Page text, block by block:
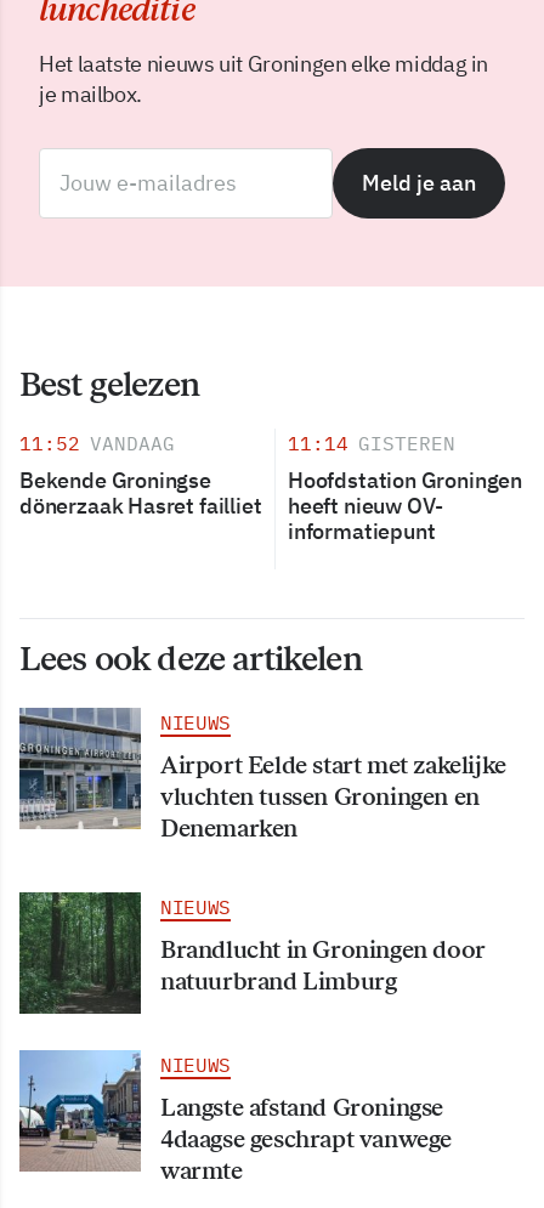
luncheditie
Het laatste nieuws uit Groningen elke middag in
je mailbox.
Meld je aan
Best gelezen
11:52 VANDAAG
Bekende Groningse
dönerzaak Hasret failliet
11:14 GISTEREN
Hoofdstation Groningen
heeft nieuw OV-
informatiepunt
Lees ook deze artikelen
NIEUWS
Airport Eelde start met zakelijke
vluchten tussen Groningen en
Denemarken
NIEUWS
Brandlucht in Groningen door
natuurbrand Limburg
NIEUWS
Langste afstand Groningse
4daagse geschrapt vanwege
warmte